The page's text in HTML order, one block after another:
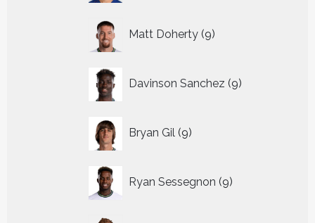
Matt Doherty 9
producten
Davinson Sanchez 9
producten
Bryan Gil 9
producten
Ryan Sessegnon 9
producten